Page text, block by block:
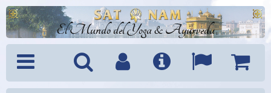
El Mundo del Yoga & Ayurveda